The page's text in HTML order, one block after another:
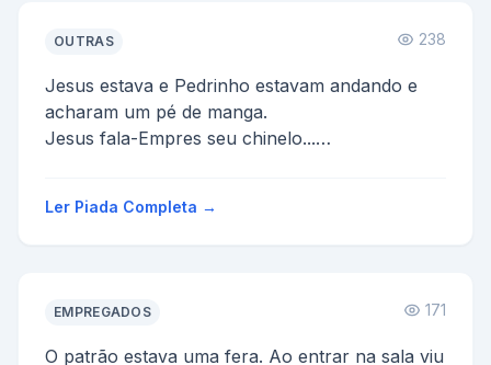
OUTRAS 238
Jesus estava e Pedrinho estavam andando e
acharam um pé de manga.
Jesus fala-Empres seu chinelo...
Ler Piada Completa →
EMPREGADOS 171
O patrão estava uma fera. Ao entrar na sala viu